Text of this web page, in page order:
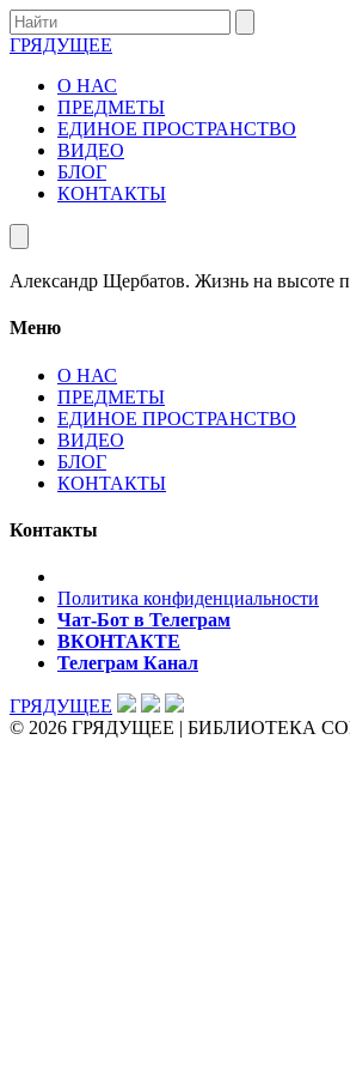
ГРЯДУЩЕЕ
О НАС
ПРЕДМЕТЫ
ЕДИНОЕ ПРОСТРАНСТВО
ВИДЕО
БЛОГ
КОНТАКТЫ
Александр Щербатов. Жизнь на высоте
Меню
О НАС
ПРЕДМЕТЫ
ЕДИНОЕ ПРОСТРАНСТВО
ВИДЕО
БЛОГ
КОНТАКТЫ
Контакты
Политика конфиденциальности
Чат-Бот в Телеграм
ВКОНТАКТЕ
Телеграм Канал
ГРЯДУЩЕЕ
© 2026 ГРЯДУЩЕЕ | БИБЛИОТЕКА